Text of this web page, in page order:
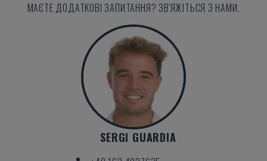
МАЄТЕ ДОДАТКОВІ ЗАПИТАННЯ? ЗВ'ЯЖІТЬСЯ З НАМИ.
SERGI GUARDIA